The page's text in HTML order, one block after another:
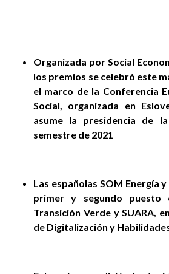
Organizada por Social
los premios se celebró este
el marco de la Conferencia
Social, organizada en
asume la presidencia de
semestre de 2021
Las españolas SOM Energía
primer y segundo puesto
Transición Verde y SUARA,
de Digitalización y